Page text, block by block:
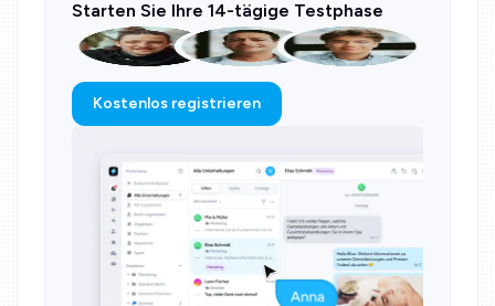
Starten Sie Ihre 14-tägige Testphase
Kostenlos registrieren